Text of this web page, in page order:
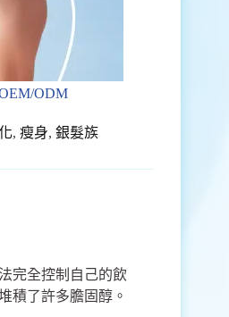
ODM
, 瘦身, 銀髮族
完全控制自己的飲
積了許多膽固醇。